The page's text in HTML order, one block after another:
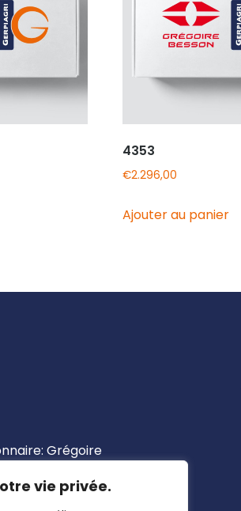
vie privée.
4353
€2.296,00
Ajouter au panier
Grégoire